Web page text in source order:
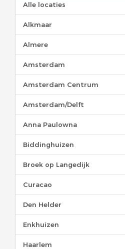
Alle locaties
Alkmaar
Almere
Amsterdam
Amsterdam Centrum
Amsterdam/Delft
Anna Paulowna
Biddinghuizen
Broek op Langedijk
Curacao
Den Helder
Enkhuizen
Haarlem